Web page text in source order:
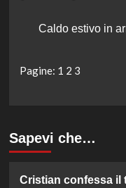
Caldo estivo in
Pagine: 1 2 3
Sapevi che…
Cristian confessa il